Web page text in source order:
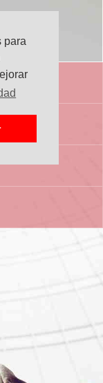
para